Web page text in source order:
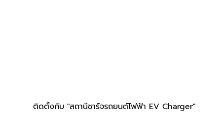
ติดตั้งกับ "สถานีชาร์จรถยนต์ไฟฟ้า EV Charger"